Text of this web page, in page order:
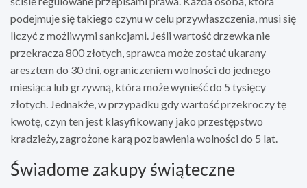
podejmuje się takiego czynu w celu przywłaszczenia, musi się
liczyć z możliwymi sankcjami. Jeśli wartość drzewka nie
przekracza 800 złotych, sprawca może zostać ukarany
aresztem do 30 dni, ograniczeniem wolności do jednego
miesiąca lub grzywną, która może wynieść do 5 tysięcy
złotych. Jednakże, w przypadku gdy wartość przekroczy tę
kwotę, czyn ten jest klasyfikowany jako przestępstwo
kradzieży, zagrożone karą pozbawienia wolności do 5 lat.
Świadome zakupy świąteczne